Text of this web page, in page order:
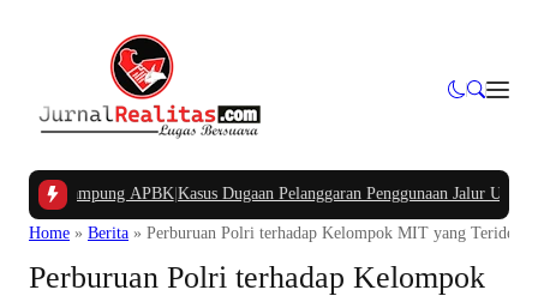
Kampung APBK|Kasus Dugaan Pelanggaran Penggunaan Jalur Utilitas
Home » Berita » Perburuan Polri terhadap Kelompok MIT yang
Perburuan Polri terhadap Kelompok